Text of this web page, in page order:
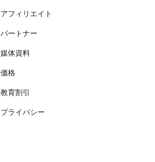
アフィリエイト
パートナー
媒体資料
価格
教育割引
プライバシー